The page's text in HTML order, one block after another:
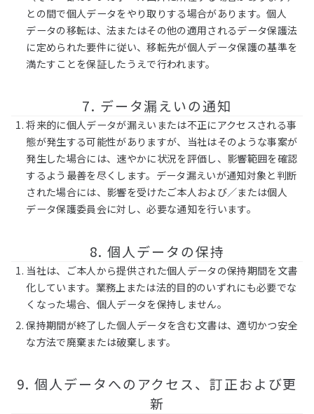
との間で個人データをやり取りする場合があります。個人
データの移転は、法またはその他の適用されるデータ保護法
に定められた要件に従い、移転先が個人データ保護の基準を
満たすことを保証したうえで行われます。
7. データ漏えいの通知
将来的に個人データが漏えいまたは不正にアクセスされる事
態が発生する可能性がありますが、当社はそのような事案が
発生した場合には、速やかに状況を評価し、影響範囲を確認
するよう最善を尽くします。データ漏えいが通知対象と判断
された場合には、影響を受けたご本人および／または個人
データ保護委員会に対し、必要な通知を行います。
8. 個人データの保持
当社は、ご本人から提供された個人データの保持期間を文書
化しています。業務上または法的目的のいずれにも必要でな
くなった場合、個人データを保持しません。
保持期間が終了した個人データを含む文書は、適切かつ安全
な方法で廃棄または破棄します。
9. 個人データへのアクセス、訂正および更
新